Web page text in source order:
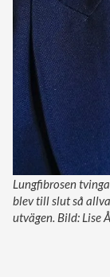
Lungfibrosen
blev till slut så
utvägen. Bild: Lise